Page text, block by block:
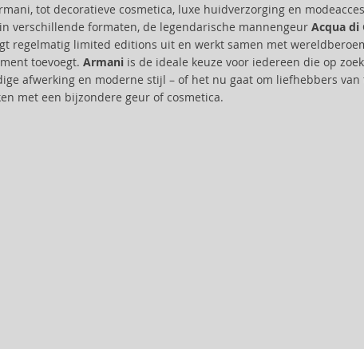
tot decoratieve cosmetica, luxe huidverzorging en
verschillende formaten, de legendarische mannengeur Acqua di
regelmatig limited editions uit en werkt samen met
toevoegt. Armaniis de ideale keuze voor iedereen die op
afwerking en moderne stijl – of het nu gaat om liefhebbers
met een bijzondere geur of cosmetica.